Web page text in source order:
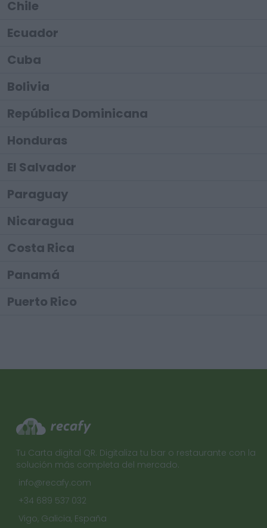
Chile
Ecuador
Cuba
Bolivia
República Dominicana
Honduras
El Salvador
Paraguay
Nicaragua
Costa Rica
Panamá
Puerto Rico
Tu Carta digital QR. Digitaliza tu bar o restaurante con la
solución más completa del mercado.
info@recafy.com
+34 689 537 032
Vigo, Galicia, España